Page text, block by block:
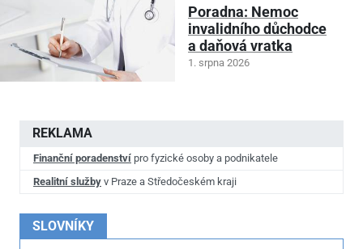
REKLAMA
Finanční poradenství pro fyzické osoby a podnikatele
Realitní služby v Praze a Středočeském kraji
SLOVNÍKY
Poradna: Nemoc
invalidního důchodce
a daňová vratka
1. srpna 2026